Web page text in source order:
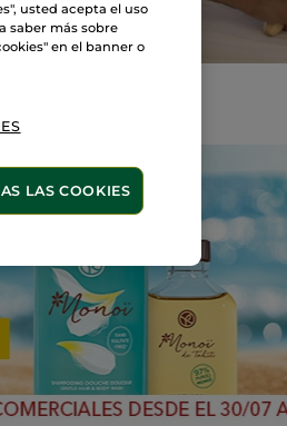
usted acepta el uso
saber más sobre
en el banner o
LAS COOKIES